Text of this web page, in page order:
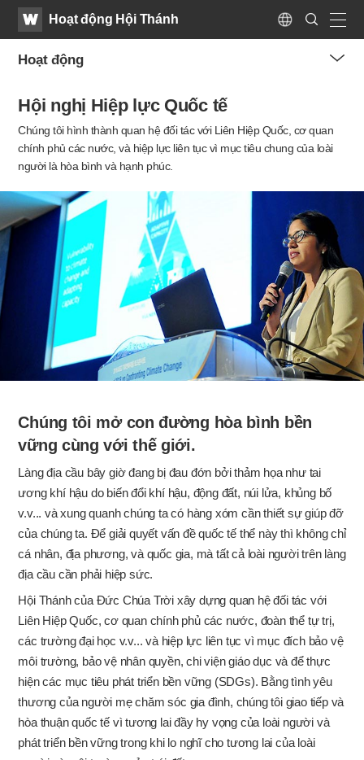
WATVHoạt động Hội Thánh
Language
Search
Submit
Hoạt động
Hội nghị Hiệp lực Quốc tế
Chúng tôi hình thành quan hệ đối tác với Liên Hiệp Quốc, cơ quan
chính phủ các nước,và hiệp lực liên tục vì mục tiêu chung của loài
người là hòa bình và hạnh phúc.
Chúng tôi mở con đường hòa bình bền
vững cùng với thế giới.
Làng địa cầu bây giờ đang bị đau đớn bởi thảm họa như tai
ương khí hậu do biến đổi khí hậu, động đất, núi lửa, khủng bố
v.v... và xung quanh chúng ta có hàng xóm cần thiết sự giúp đỡ
của chúng ta. Để giải quyết vấn đề quốc tế thể này thì không chỉ
cá nhân, địa phương, và quốc gia, mà tất cả loài người trên làng
địa cầu cần phải hiệp sức.
Hội Thánh của Đức Chúa Trời xây dựng quan hệ đối tác với
Liên Hiệp Quốc, cơ quan chính phủ các nước, đoàn thể tự trị,
các trường đại học v.v... và hiệp lực liên tục vì mục đích bảo vệ
môi trường, bảo vệ nhân quyền, chi viện giáo dục và để thực
hiện các mục tiêu phát triển bền vững (SDGs). Bằng tình yêu
thương của người mẹ chăm sóc gia đình, chúng tôi giao tiếp và
hòa thuận quốc tế vì tương lai đầy hy vọng của loài người và
phát triển bền vững trong khi lo nghĩ cho tương lai của loài